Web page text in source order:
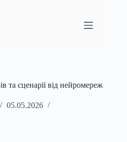
та сценарії від нейромереж
05.05.2026